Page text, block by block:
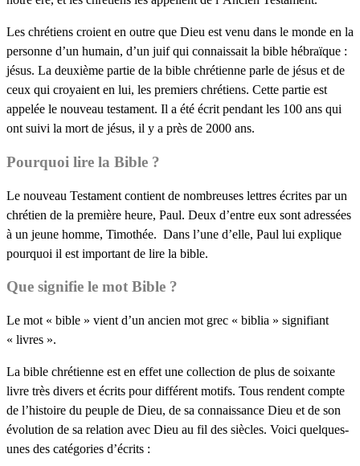
Les chrétiens croient en outre que Dieu est venu dans le monde en la
personne d’un humain, d’un juif qui connaissait la bible hébraïque :
jésus. La deuxième partie de la bible chrétienne parle de jésus et de
ceux qui croyaient en lui, les premiers chrétiens. Cette partie est
appelée le nouveau testament. Il a été écrit pendant les 100 ans qui
ont suivi la mort de jésus, il y a près de 2000 ans.
Pourquoi lire la Bible ?
Le nouveau Testament contient de nombreuses lettres écrites par un
chrétien de la première heure, Paul. Deux d’entre eux sont adressées
à un jeune homme, Timothée. Dans l’une d’elle, Paul lui explique
pourquoi il est important de lire la bible.
Que signifie le mot Bible ?
Le mot « bible » vient d’un ancien mot grec « biblia » signifiant
« livres ».
La bible chrétienne est en effet une collection de plus de soixante
livre très divers et écrits pour différent motifs. Tous rendent compte
de l’histoire du peuple de Dieu, de sa connaissance Dieu et de son
évolution de sa relation avec Dieu au fil des siècles. Voici quelques-
unes des catégories d’écrits :